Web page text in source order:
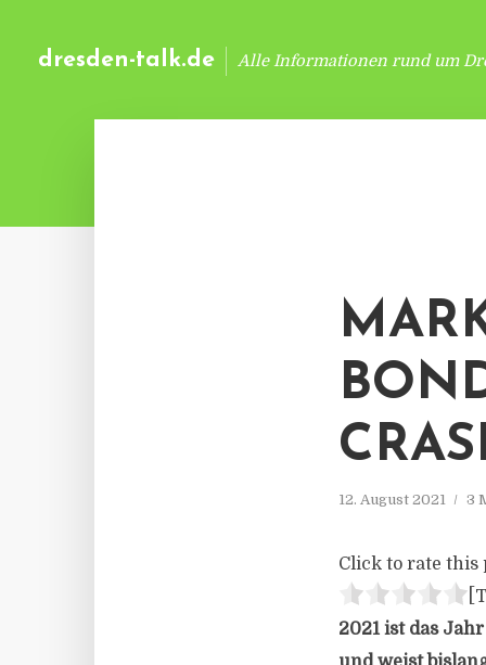
dresden-talk.de Alle Informationen rund um
12. August 2021 3
Click to rate this
2021 ist das